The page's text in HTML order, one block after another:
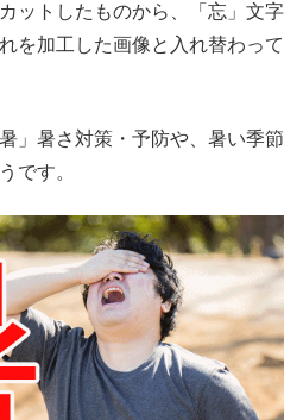
ットしたものから、「忘」文字
を加工した画像と入れ替わって
」暑さ対策・予防や、暑い季節
です。